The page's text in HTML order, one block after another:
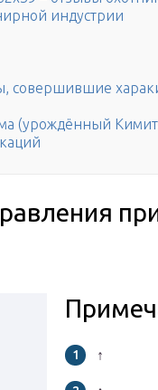
индустрии
совершившие
(урождённый
↑